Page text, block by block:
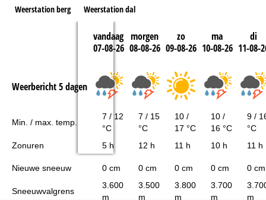
Weerstation berg Weerstation dal
vandaag
07-08-26
morgen
08-08-26
zo
09-08-26
ma
10-08-26
di
11-08-
Weerbericht 5 dagen
Min. / max. temp.
7 / 12
°C
7 / 15
°C
10 /
17 °C
10 /
16 °C
9 /
°C
Zonuren
5 h 12 h 11 h 10 h 11 h
Nieuwe sneeuw 0 cm 0 cm 0 cm 0 cm 0 cm
Sneeuwvalgrens
3.600
m
3.500
m
3.800
m
3.700
m
m